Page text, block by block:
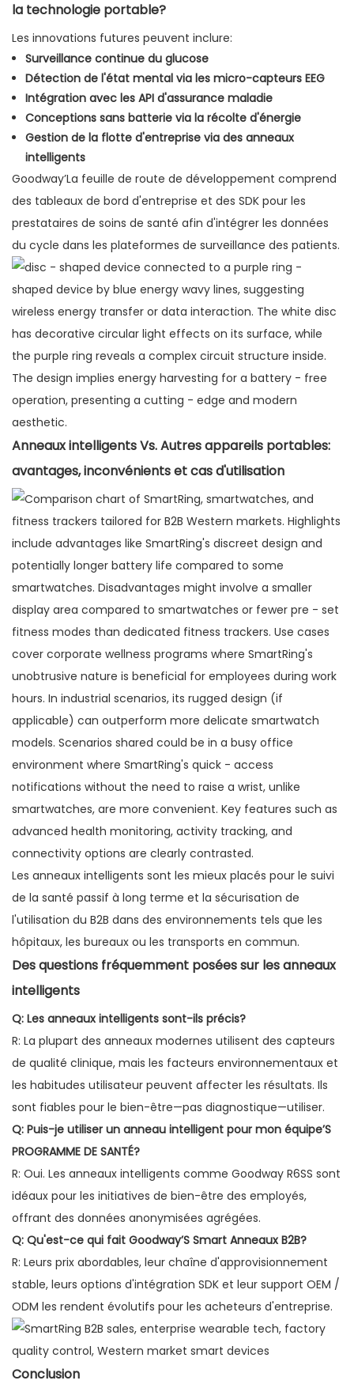
la technologie portable?
Les innovations futures peuvent inclure:
Surveillance continue du glucose
Détection de l'état mental via les micro-capteurs EEG
Intégration avec les API d'assurance maladie
Conceptions sans batterie via la récolte d'énergie
Gestion de la flotte d'entreprise via des anneaux
intelligents
Goodway’La feuille de route de développement comprend
des tableaux de bord d'entreprise et des SDK pour les
prestataires de soins de santé afin d'intégrer les données
du cycle dans les plateformes de surveillance des patients.
Anneaux intelligents Vs. Autres appareils portables:
avantages, inconvénients et cas d'utilisation
Les anneaux intelligents sont les mieux placés pour le suivi
de la santé passif à long terme et la sécurisation de
l'utilisation du B2B dans des environnements tels que les
hôpitaux, les bureaux ou les transports en commun.
Des questions fréquemment posées sur les anneaux
intelligents
Q: Les anneaux intelligents sont-ils précis?
R: La plupart des anneaux modernes utilisent des capteurs
de qualité clinique, mais les facteurs environnementaux et
les habitudes utilisateur peuvent affecter les résultats. Ils
sont fiables pour le bien-être—pas diagnostique—utiliser.
Q: Puis-je utiliser un anneau intelligent pour mon équipe’S
PROGRAMME DE SANTÉ?
R: Oui. Les anneaux intelligents comme Goodway R6SS sont
idéaux pour les initiatives de bien-être des employés,
offrant des données anonymisées agrégées.
Q: Qu'est-ce qui fait Goodway’S Smart Anneaux B2B?
R: Leurs prix abordables, leur chaîne d'approvisionnement
stable, leurs options d'intégration SDK et leur support OEM /
ODM les rendent évolutifs pour les acheteurs d'entreprise.
Conclusion